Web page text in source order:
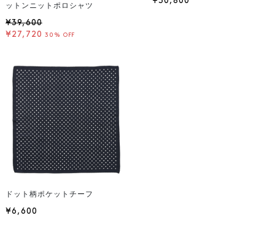
ットンニットポロシャツ
¥39,600
¥27,720 30% OFF
ドット柄ポケットチーフ
¥6,600